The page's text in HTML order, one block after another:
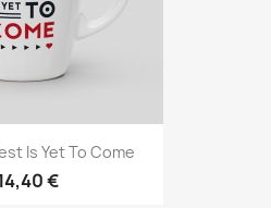
Is Yet To Come
€